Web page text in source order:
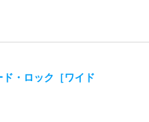
・ロック［ワイド